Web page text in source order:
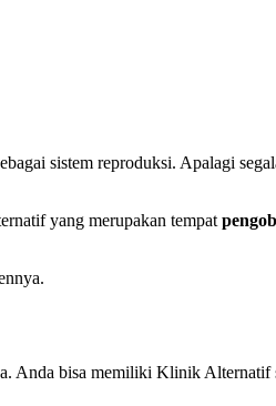
sistem reproduksi. Apalagi
yang merupakan tempat
Anda bisa memiliki Klinik